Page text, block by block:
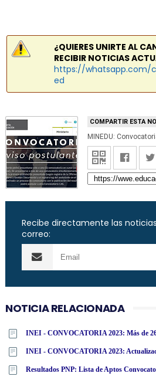
¿QUIERES UNIRTE AL
RECIBIR NOTICIAS
https://whatsapp.com/
ed
COMPARTIR ESTA
Recibe directamente las
correo:
NOTICIA RELACIONADA